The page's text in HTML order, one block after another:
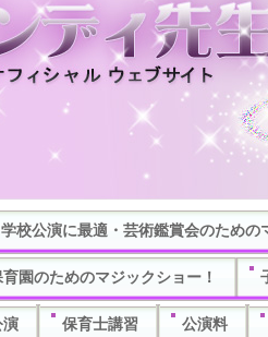
学校公演に最適・芸術鑑賞会のための
園のためのマジックショー！
演 保育士講習 公演料